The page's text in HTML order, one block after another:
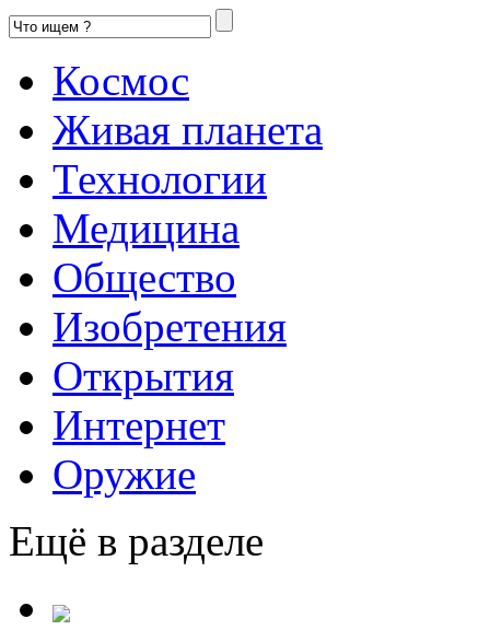
Космос
Живая планета
Технологии
Медицина
Общество
Изобретения
Открытия
Интернет
Оружие
Ещё в разделе